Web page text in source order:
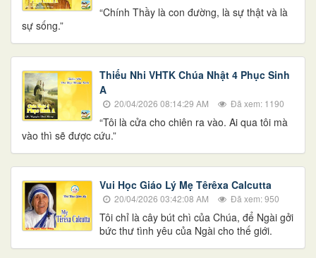
“Chính Thầy là con đường, là sự thật và là
sự sống.”
Thiếu Nhi VHTK Chúa Nhật 4 Phục Sinh
A
20/04/2026 08:14:29 AM Đã xem: 1190
“Tôi là cửa cho chiên ra vào. Ai qua tôi mà
vào thì sẽ được cứu.”
Vui Học Giáo Lý Mẹ Têrêxa Calcutta
20/04/2026 03:42:08 AM Đã xem: 950
Tôi chỉ là cây bút chì của Chúa, để Ngài gởi
bức thư tình yêu của Ngài cho thế giới.